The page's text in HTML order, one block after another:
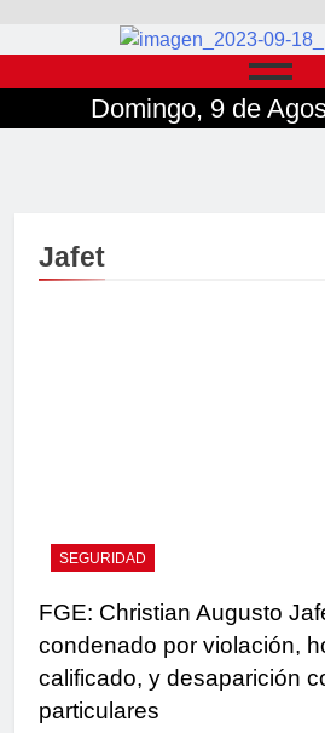
Domingo, 9 de
Jafet
SEGURIDAD
FGE: Christian Augusto
condenado por violación,
calificado, y desaparición
particulares